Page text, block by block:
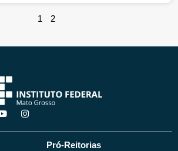
1 2
Y
o
t
I
n
t
Pró-Reitorias